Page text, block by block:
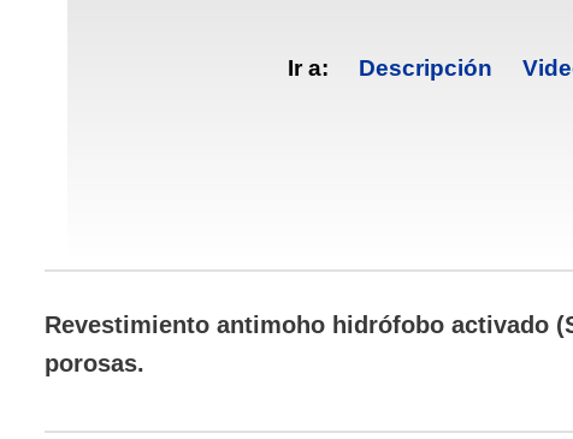
Ir a: Descripción
Revestimiento antimoho hidrófobo activado
porosas.